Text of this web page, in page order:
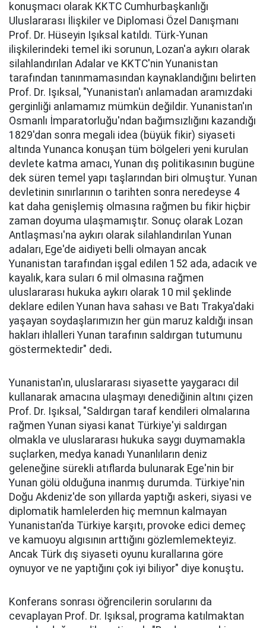
konuşmacı olarak KKTC Cumhurbaşkanlığı
Uluslararası İlişkiler ve Diplomasi Özel Danışmanı
Prof. Dr. Hüseyin Işıksal katıldı. Türk-Yunan
ilişkilerindeki temel iki sorunun, Lozan'a aykırı olarak
silahlandırılan Adalar ve KKTC'nin Yunanistan
tarafından tanınmamasından kaynaklandığını belirten
Prof. Dr. Işıksal, "Yunanistan'ı anlamadan aramızdaki
gerginliği anlamamız mümkün değildir. Yunanistan'ın
Osmanlı İmparatorluğu'ndan bağımsızlığını kazandığı
1829'dan sonra megali idea (büyük fikir) siyaseti
altında Yunanca konuşan tüm bölgeleri yeni kurulan
devlete katma amacı, Yunan dış politikasının bugüne
dek süren temel yapı taşlarından biri olmuştur. Yunan
devletinin sınırlarının o tarihten sonra neredeyse 4
kat daha genişlemiş olmasına rağmen bu fikir hiçbir
zaman doyuma ulaşmamıştır. Sonuç olarak Lozan
Antlaşması'na aykırı olarak silahlandırılan Yunan
adaları, Ege'de aidiyeti belli olmayan ancak
Yunanistan tarafından işgal edilen 152 ada, adacık ve
kayalık, kara suları 6 mil olmasına rağmen
uluslararası hukuka aykırı olarak 10 mil şeklinde
deklare edilen Yunan hava sahası ve Batı Trakya'daki
yaşayan soydaşlarımızın her gün maruz kaldığı insan
hakları ihlalleri Yunan tarafının saldırgan tutumunu
göstermektedir" dedi.
Yunanistan'ın, uluslararası siyasette yaygaracı dil
kullanarak amacına ulaşmayı denediğinin altını çizen
Prof. Dr. Işıksal, "Saldırgan taraf kendileri olmalarına
rağmen Yunan siyasi kanat Türkiye'yi saldırgan
olmakla ve uluslararası hukuka saygı duymamakla
suçlarken, medya kanadı Yunanlıların deniz
geleneğine sürekli atıflarda bulunarak Ege'nin bir
Yunan gölü olduğuna inanmış durumda. Türkiye'nin
Doğu Akdeniz'de son yıllarda yaptığı askeri, siyasi ve
diplomatik hamlelerden hiç memnun kalmayan
Yunanistan'da Türkiye karşıtı, provoke edici demeç
ve kamuoyu algısının arttığını gözlemlemekteyiz.
Ancak Türk dış siyaseti oyunu kurallarına göre
oynuyor ve ne yaptığını çok iyi biliyor" diye konuştu.
Konferans sonrası öğrencilerin sorularını da
cevaplayan Prof. Dr. Işıksal, programa katılmaktan